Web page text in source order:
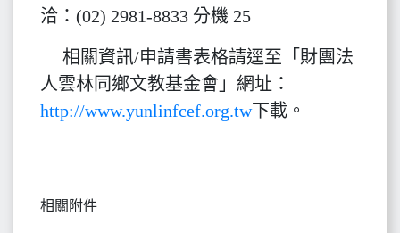
洽：(02) 2981-8833 分機 25
相關資訊/申請書表格請逕至「財團法
人雲林同鄉文教基金會」網址：
http://www.yunlinfcef.org.tw下載。
相關附件